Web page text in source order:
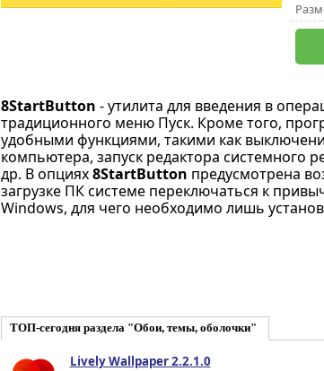
8StartButton - утилита для введения в
традиционного меню Пуск. Кроме того,
удобными функциями, такими как
компьютера, запуск редактора системного
др. В опциях8StartButton предусмотрена
загрузке ПК системе переключаться к
Windows, для чего необходимо лишь
ТОП-сегодня раздела "Обои, темы, оболочки"
Lively Wallpaper 2.2.1.0